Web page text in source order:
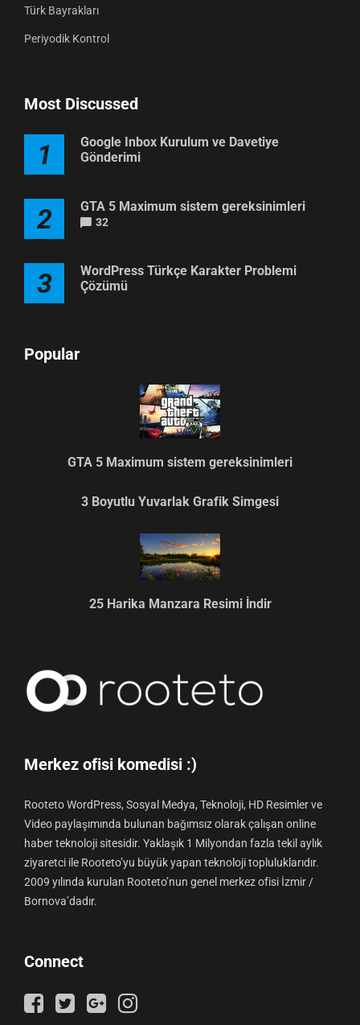
Türk Bayrakları
Periyodik Kontrol
Most Discussed
1
Google Inbox Kurulum ve Davetiye
Gönderimi
2 GTA 5 Maximum sistem gereksinimleri
32
3
WordPress Türkçe Karakter Problemi
Çözümü
Popular
GTA 5 Maximum sistem gereksinimleri
3 Boyutlu Yuvarlak Grafik Simgesi
25 Harika Manzara Resimi İndir
Merkez ofisi komedisi :)
Rooteto WordPress, Sosyal Medya, Teknoloji, HD Resimler ve
Video paylaşımında bulunan bağımsız olarak çalışan online
haber teknoloji sitesidir. Yaklaşık 1 Milyondan fazla tekil aylık
ziyaretci ile Rooteto’yu büyük yapan teknoloji topluluklarıdır.
2009 yılında kurulan Rooteto’nun genel merkez ofisi İzmir /
Bornova’dadır.
Connect